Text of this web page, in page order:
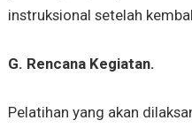
instruksional setelah
G. Rencana Kegiatan.
Pelatihan yang akan